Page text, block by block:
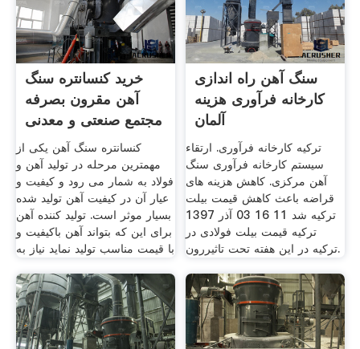
خرید کنسانتره سنگ
آهن مقرون بصرفه
مجتمع صنعتی و معدنی
کنسانتره سنگ آهن یکی از
مهمترین مرحله در تولید آهن و
فولاد به شمار می رود و کیفیت و
عیار آن در کیفیت آهن تولید شده
بسیار موثر است. تولید کننده آهن
برای این که بتواند آهن باکیفیت و
با قیمت مناسب تولید نماید نیاز به
سنگ آهن راه اندازی
کارخانه فرآوری هزینه
آلمان
ترکیه کارخانه فرآوری. ارتقاء
سیستم کارخانه فرآوری سنگ
آهن مرکزی. کاهش هزینه های
قراضه باعث کاهش قیمت بیلت
ترکیه شد 11 16 03 آذر 1397
ترکیه قیمت بیلت فولادی در
ترکیه در این هفته تحت تاثیررون.